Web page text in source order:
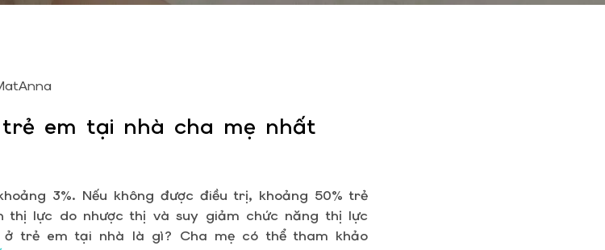
em tại nhà cha mẹ nhất
3%. Nếu không được điều trị, khoảng 50% trẻ
lực do nhược thị và suy giảm chức năng thị lực
trẻ em tại nhà là gì? Cha mẹ có thể tham khảo